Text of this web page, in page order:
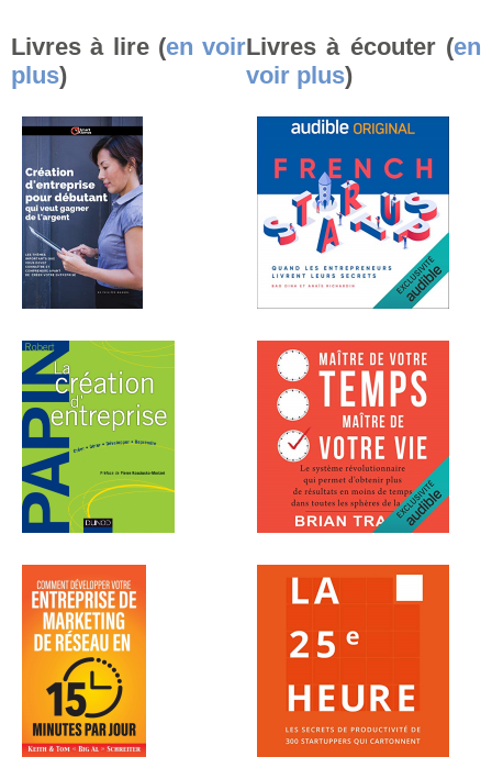
Livres à lire (en voir
plus)
Livres à écouter (en
voir plus)